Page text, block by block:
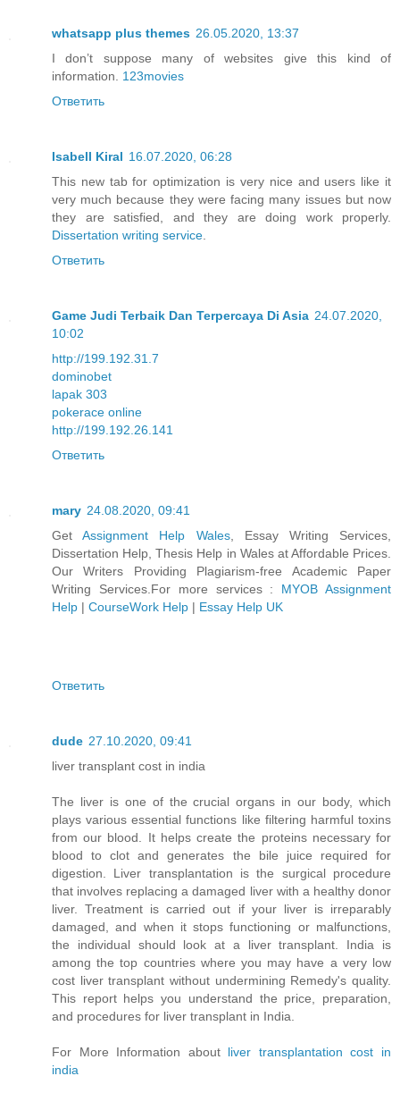
whatsapp plus themes 26.05.2020, 13:37
I don’t suppose many of websites give this kind of
information. 123movies
Ответить
Isabell Kiral 16.07.2020, 06:28
This new tab for optimization is very nice and users like it
very much because they were facing many issues but now
they are satisfied, and they are doing work properly.
Dissertation writing service
Ответить
Game Judi Terbaik Dan Terpercaya Di Asia 24.07.2020,
10:02
http://199.192.31.7
dominobet
lapak 303
pokerace online
http://199.192.26.141
Ответить
mary 24.08.2020, 09:41
GetAssignment Help Wales, Essay Writing Services,
Dissertation Help, Thesis Help in Wales at Affordable Prices.
Our Writers Providing Plagiarism-free Academic Paper
Writing Services.For more services : MYOB Assignment
Help | CourseWork Help | Essay Help UK
Ответить
dude 27.10.2020, 09:41
liver transplant cost in india
The liver is one of the crucial organs in our body, which
plays various essential functions like filtering harmful toxins
from our blood. It helps create the proteins necessary for
blood to clot and generates the bile juice required for
digestion. Liver transplantation is the surgical procedure
that involves replacing a damaged liver with a healthy donor
liver. Treatment is carried out if your liver is irreparably
damaged, and when it stops functioning or malfunctions,
the individual should look at a liver transplant. India is
among the top countries where you may have a very low
cost liver transplant without undermining Remedy's quality.
This report helps you understand the price, preparation,
and procedures for liver transplant in India.
For More Information about liver transplantation cost in
india